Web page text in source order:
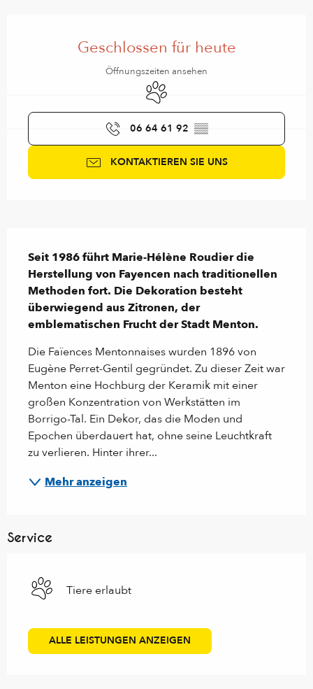
Geschlossen für heute
Öffnungszeiten ansehen
Tiere erlaubt
06 64 61 92 ▒▒
KONTAKTIEREN SIE UNS
Seit 1986 führt Marie-Hélène Roudier die
Herstellung von Fayencen nach traditionellen
Methoden fort. Die Dekoration besteht
überwiegend aus Zitronen, der
emblematischen Frucht der Stadt Menton.
Die Faïences Mentonnaises wurden 1896 von
Eugène Perret-Gentil gegründet. Zu dieser Zeit war
Menton eine Hochburg der Keramik mit einer
großen Konzentration von Werkstätten im
Borrigo-Tal. Ein Dekor, das die Moden und
Epochen überdauert hat, ohne seine Leuchtkraft
zu verlieren. Hinter ihrer...
Mehr anzeigen
Service
Tiere erlaubt
ALLE LEISTUNGEN ANZEIGEN